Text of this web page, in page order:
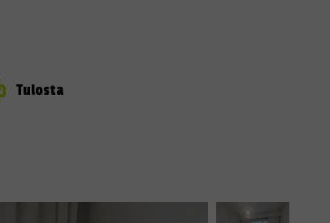
Tulosta